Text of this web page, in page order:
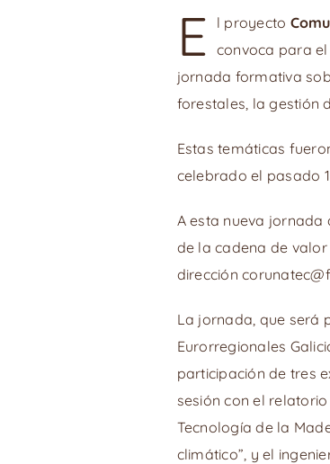
E l proyecto
convoca para el
jornada formativa
forestales, la gestión
Estas temáticas
celebrado el pasado
A esta nueva jornada
de la cadena de
dirección
La jornada, que será
Eurorregionales
participación de tres
sesión con el
Tecnología de la
climático”, y el